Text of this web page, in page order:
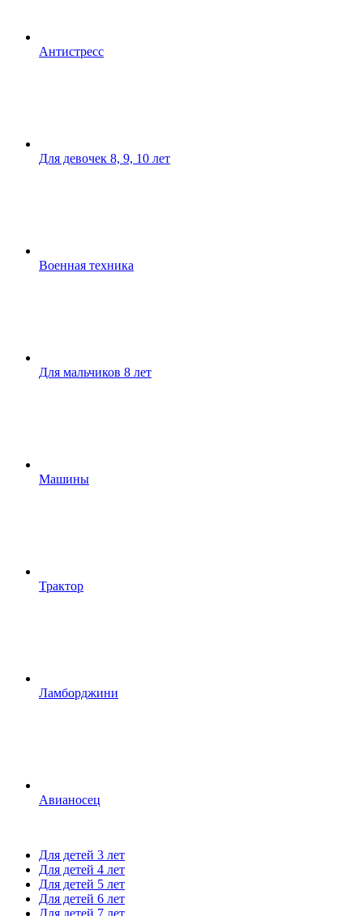
Антистресс
Для девочек 8, 9, 10 лет
Военная техника
Для мальчиков 8 лет
Машины
Трактор
Ламборджини
Авианосец
Для детей 3 лет
Для детей 4 лет
Для детей 5 лет
Для детей 6 лет